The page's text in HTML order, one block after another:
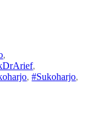
, #Sukoharjo